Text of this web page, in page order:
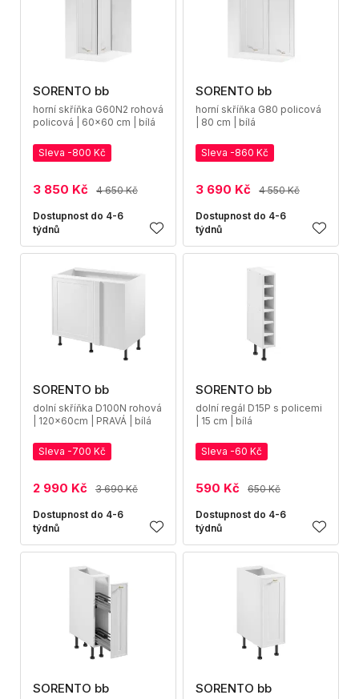
SORENTO bb
horní skříňka G60N2 rohová
policová | 60x60 cm | bílá
Sleva -800 Kč
3 850 Kč 4 650 Kč
Dostupnost do 4-6
týdnů
SORENTO bb
horní skříňka G80 policová
| 80 cm | bílá
Sleva -860 Kč
3 690 Kč 4 550 Kč
Dostupnost do 4-6
týdnů
SORENTO bb
dolní skříňka D100N rohová
| 120x60cm | PRAVÁ | bílá
Sleva -700 Kč
2 990 Kč 3 690 Kč
Dostupnost do 4-6
týdnů
SORENTO bb
dolní regál D15P s policemi
| 15 cm | bílá
Sleva -60 Kč
590 Kč 650 Kč
Dostupnost do 4-6
týdnů
SORENTO bb SORENTO bb